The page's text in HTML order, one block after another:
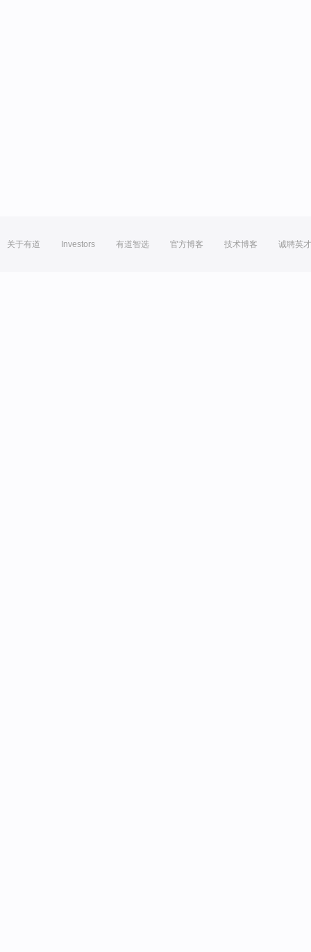
关于有道 Investors 有道智选 官方博客 技术博客 诚聘英才